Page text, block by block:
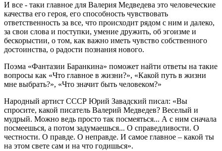
И все - таки главное для Валерия Медведева это человеческие
качества его героя, его способность чувствовать
ответственность за все, что происходит рядом с ним и далеко,
за свои слова и поступки, умение дружить, об эгоизме и
бескорыстии, о том, как важно иметь чувство собственного
достоинства, о радости познания нового.
Поэма «Фантазии Баранкина» поможет найти ответы на такие
вопросы как «Что главное в жизни?», «Какой путь в жизни
мне выбрать?», «Что значит быть человеком?»
Народный артист СССР Юрий Завадский писал: «Вы
спросите, какой писатель Валерий Медведев? Веселый и
мудрый. Можно ведь просто так посмеяться... А с ним сначала
посмеешься, а потом задумаешься... О справедливости. О
честности. О правде. О неправде. И самое главное – какой ты
на этом свете сам и на что годишься».